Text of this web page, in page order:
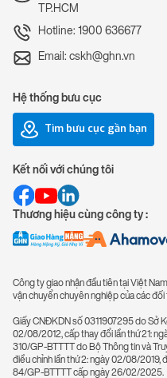
TP.HCM
Hotline: 1900 636677
Email: cskh@ghn.vn
Hệ thống bưu cục
Tìm bưu cục gần bạn
Kết nối với chúng tôi
Thương hiệu cùng công ty :
Công ty giao nhận đầu tiên tại Việt
vận chuyển chuyên nghiệp của các
Giấy CNĐKDN số 0311907295 do Sở
02/08/2012, cấp thay đổi lần thứ 21:
310/GP-BTTTT do Bộ Thông tin và
điều chỉnh lần thứ 2: ngày 02/08/2019,
84/GP-BTTTT cấp ngày 26/02/2025.